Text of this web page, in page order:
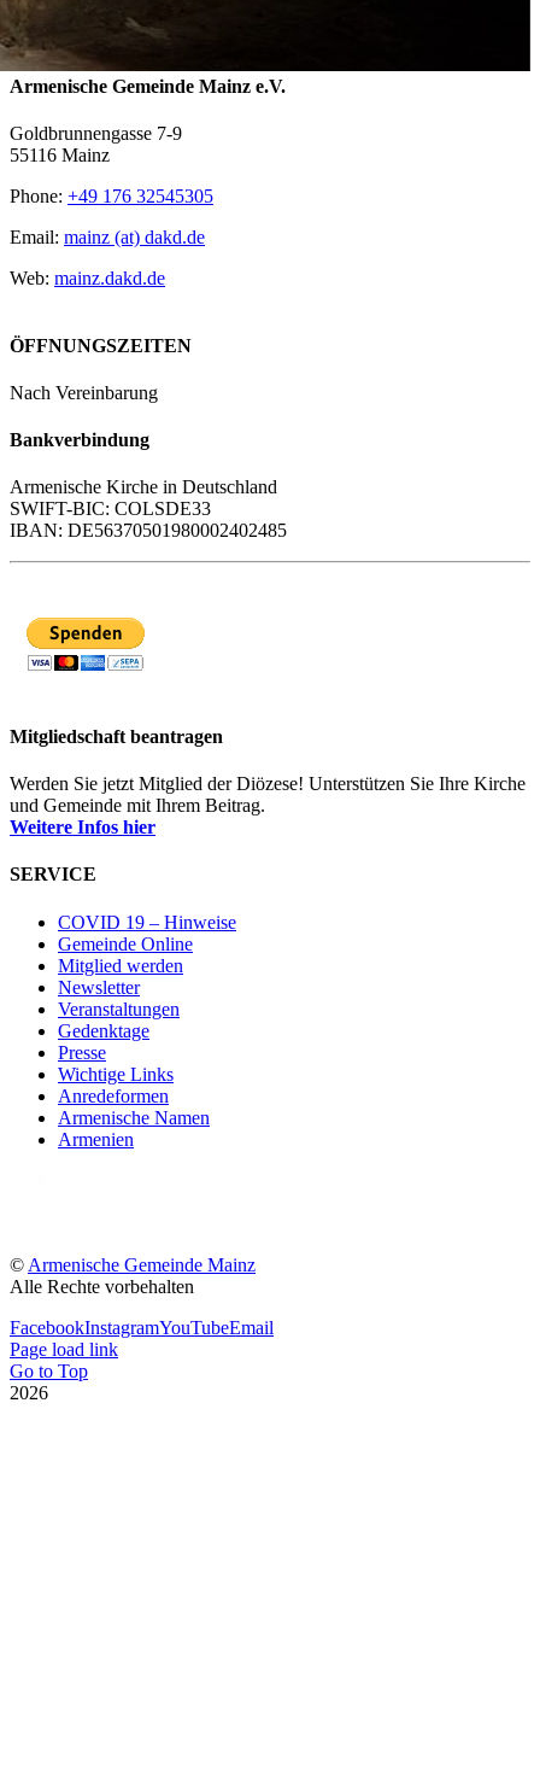
Armenische Gemeinde Mainz e.V.
Goldbrunnengasse 7-9
55116 Mainz
Phone: +49 176 32545305
Email: mainz (at) dakd.de
Web: mainz.dakd.de
ÖFFNUNGSZEITEN
Nach Vereinbarung
Bankverbindung
Armenische Kirche in Deutschland
SWIFT-BIC: COLSDE33
IBAN: DE56370501980002402485
Mitgliedschaft beantragen
Werden Sie jetzt Mitglied der Diözese! Unterstützen Sie Ihre Kirche
und Gemeinde mit Ihrem Beitrag.
Weitere Infos hier
SERVICE
COVID 19 – Hinweise
Gemeinde Online
Mitglied werden
Newsletter
Veranstaltungen
Gedenktage
Presse
Wichtige Links
Anredeformen
Armenische Namen
Armenien
© Armenische Gemeinde Mainz
Alle Rechte vorbehalten
FacebookInstagramYouTubeEmail
Page load link
Go to Top
2026